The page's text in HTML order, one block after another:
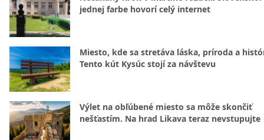
jednej farbe hovorí celý internet
Miesto, kde sa stretáva láska, príroda a
Tento kút Kysúc stojí za návštevu
Výlet na obľúbené miesto sa môže skončiť
nešťastím. Na hrad Likava teraz nevstupujte